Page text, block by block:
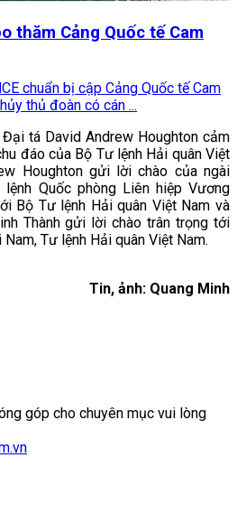
thăm Cảng Quốc tế Cam
chuẩn bị cập Cảng Quốc tế Cam
thủ đoàn có cán ...
tá David Andrew Houghton cảm
đáo của Bộ Tư lệnh Hải quân Việt
Houghton gửi lời chào của ngài
Quốc phòng Liên hiệp Vương
Bộ Tư lệnh Hải quân Việt Nam và
Thành gửi lời chào trân trọng tới
Tư lệnh Hải quân Việt Nam.
Tin, ảnh: Quang Minh
góp cho chuyên mục vui lòng